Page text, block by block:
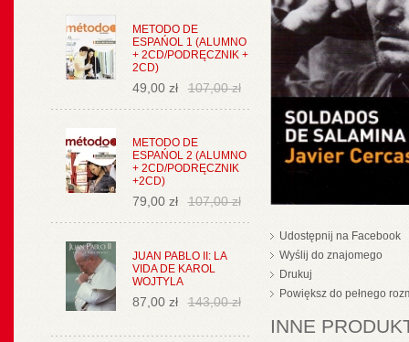
METODO DE
ESPAŃOL 1 (ALUMNO
+ 2CD/PODRĘCZNIK +
2CD)
49,00 zł 107,00 zł
METODO DE
ESPAŃOL 2 (ALUMNO
+ 2CD/PODRĘCZNIK
+2CD)
79,00 zł 107,00 zł
JUAN PABLO II: LA
VIDA DE KAROL
WOJTYLA
87,00 zł 143,00 zł
Udostępnij na Facebook
Wyślij do znajomego
Drukuj
Powiększ do pełnego
INNE